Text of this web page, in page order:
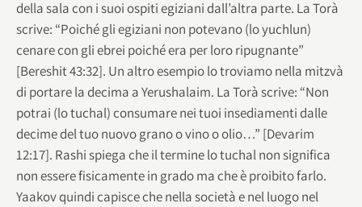
della sala con i suoi ospiti egiziani dall’altra parte. La Torà
scrive: “Poiché gli egiziani non potevano (lo yuchlun)
cenare con gli ebrei poiché era per loro ripugnante”
[Bereshit 43:32]. Un altro esempio lo troviamo nella mitzvà
di portare la decima a Yerushalaim. La Torà scrive: “Non
potrai (lo tuchal) consumare nei tuoi insediamenti dalle
decime del tuo nuovo grano o vino o olio…” [Devarim
12:17]. Rashi spiega che il termine lo tuchal non significa
non essere fisicamente in grado ma che è proibito farlo.
Yaakov quindi capisce che nella società e nel luogo nel